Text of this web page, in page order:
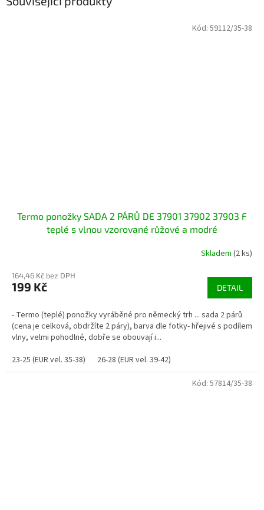
Termo ponožky SADA 2 PÁRŮ DE 37901 37902 37903 F
teplé s vlnou vzorované růžové a modré
Skladem (2 ks)
164,46 Kč bez DPH
199 Kč DETAIL
- Termo (teplé) ponožky vyráběné pro německý trh ... sada 2 párů
(cena je celková, obdržíte 2 páry), barva dle fotky- hřejivé s podílem
vlny, velmi pohodlné, dobře se obouvají i...
23-25 (EUR vel. 35-38)
26-28 (EUR vel. 39-42)
Kód: 59112/35-38
Kód: 57814/35-38